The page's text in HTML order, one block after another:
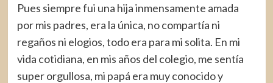
Pues siempre fui una hija inmensamente amada
por mis padres, era la única, no compartía ni
regaños ni elogios, todo era para mi solita. En mi
vida cotidiana, en mis años del colegio, me sentía
super orgullosa, mi papá era muy conocido y